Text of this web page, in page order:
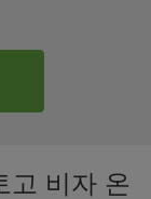
고 비자 온